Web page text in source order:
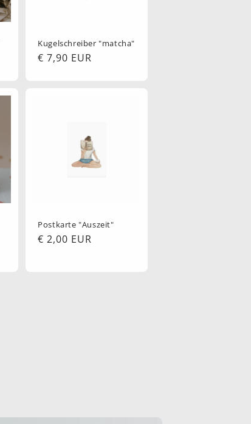
Kugelschreiber "matcha"
Normaler
€ 7,90 EUR
Postkarte "Auszeit"
Normaler
€ 2,00 EUR